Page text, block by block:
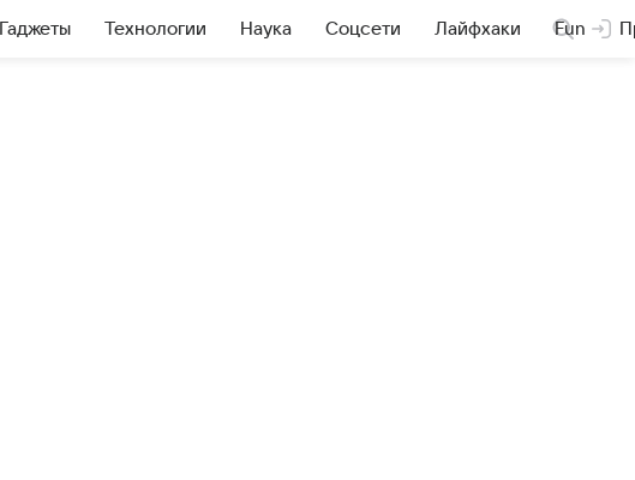
Гаджеты Технологии Наука Соцсети Лайфхаки Fun